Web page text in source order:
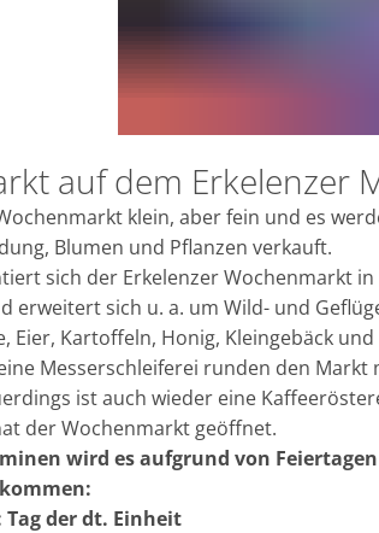
auf dem Erkelenzer
klein, aber fein und es
Blumen und Pflanzen verkauft.
sich der Erkelenzer Wochenmarkt
erweitert sich u. a. um Wild- und
Eier, Kartoffeln, Honig, Kleingebäck
Messerschleiferei runden den
ist auch wieder eine
der Wochenmarkt geöffnet.
wird es aufgrund von
Tag der dt. Einheit